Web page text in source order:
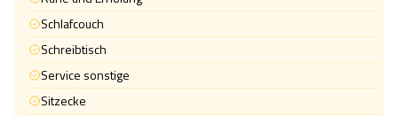
Schlafcouch
Schreibtisch
Service sonstige
Sitzecke